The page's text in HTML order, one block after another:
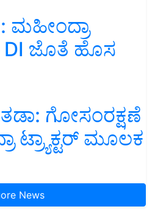
ಮಹೀಂದ್ರಾ
ಜೊತೆ ಹೊಸ
ಗೋಸಂರಕ್ಷಣೆ
ಟ್ರ್ಯಾಕ್ಟರ್ ಮೂಲಕ
News